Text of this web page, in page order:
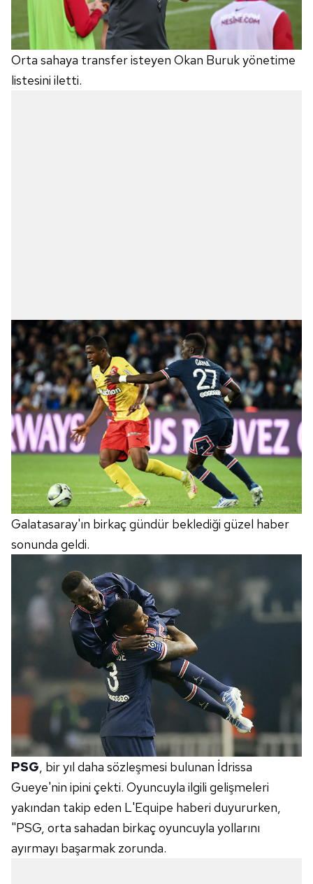
Orta sahaya transfer isteyen Okan Buruk yönetime
listesini iletti.
Galatasaray'ın birkaç gündür beklediği güzel haber
sonunda geldi.
PSG, bir yıl daha sözleşmesi bulunan İdrissa
Gueye'nin ipini çekti. Oyuncuyla ilgili gelişmeleri
yakından takip eden L'Equipe haberi duyururken,
"PSG, orta sahadan birkaç oyuncuyla yollarını
ayırmayı başarmak zorunda.